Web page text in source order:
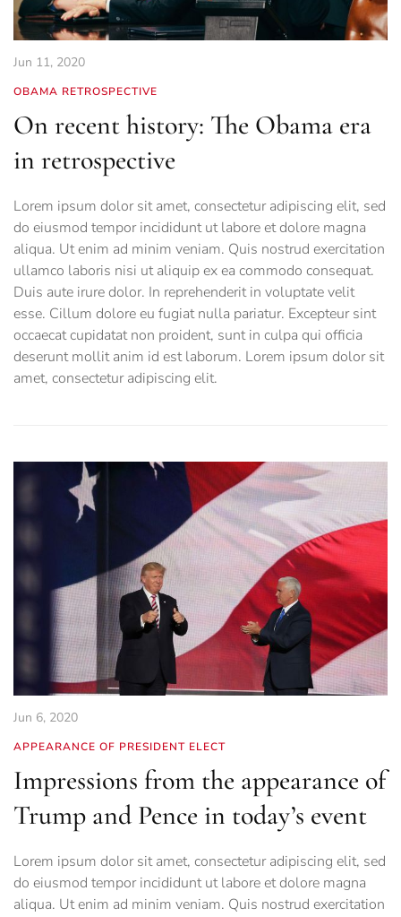
Jun 11, 2020
OBAMA RETROSPECTIVE
On recent history: The Obama era
in retrospective
Lorem ipsum dolor sit amet, consectetur adipiscing elit, sed
do eiusmod tempor incididunt ut labore et dolore magna
aliqua. Ut enim ad minim veniam. Quis nostrud exercitation
ullamco laboris nisi ut aliquip ex ea commodo consequat.
Duis aute irure dolor. In reprehenderit in voluptate velit
esse. Cillum dolore eu fugiat nulla pariatur. Excepteur sint
occaecat cupidatat non proident, sunt in culpa qui officia
deserunt mollit anim id est laborum. Lorem ipsum dolor sit
amet, consectetur adipiscing elit.
Jun 6, 2020
APPEARANCE OF PRESIDENT ELECT
Impressions from the appearance of
Trump and Pence in today’s event
Lorem ipsum dolor sit amet, consectetur adipiscing elit, sed
do eiusmod tempor incididunt ut labore et dolore magna
aliqua. Ut enim ad minim veniam. Quis nostrud exercitation